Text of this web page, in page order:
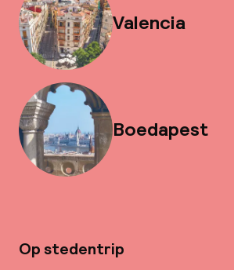
Valencia
Boedapest
Op stedentrip